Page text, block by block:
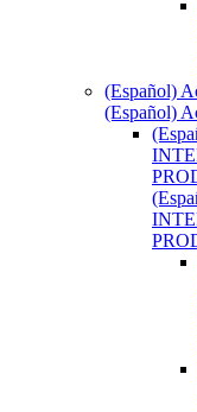
(Español)
(Español)